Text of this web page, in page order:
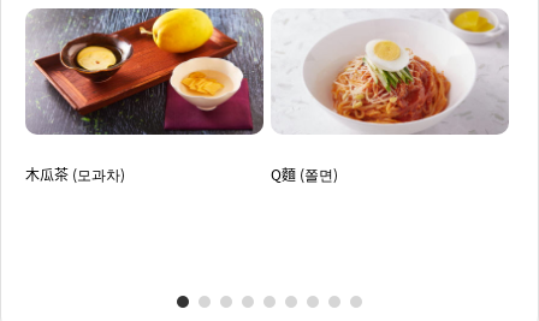
木瓜茶 (모과차) Q麵 (쫄면)